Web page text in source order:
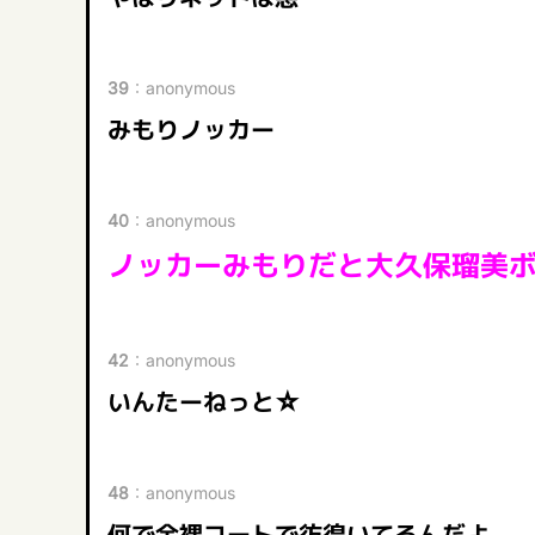
39 ： anonymous
みもりノッカー
40 ： anonymous
ノッカーみもりだと大久保瑠美
42 ： anonymous
いんたーねっと☆
48 ： anonymous